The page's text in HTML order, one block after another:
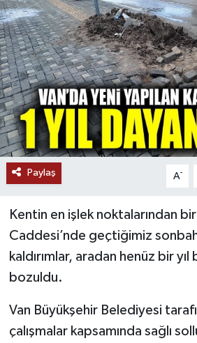
Paylaş A-
Kentin en işlek noktalarından
Caddesi’nde geçtiğimiz
kaldırımlar, aradan henüz bir
bozuldu.
Van Büyükşehir Belediyesi
çalışmalar kapsamında sağlı